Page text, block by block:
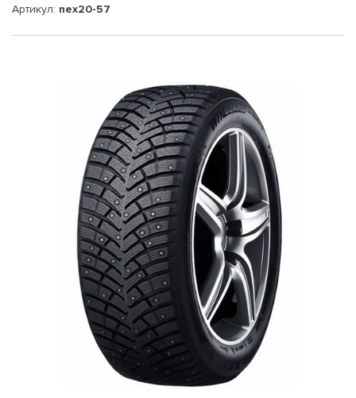
Артикул: nex20-57